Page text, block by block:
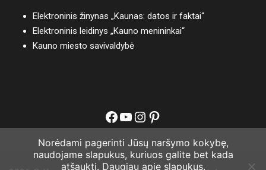
Elektroninis žinynas „Kaunas: datos ir faktai“
Elektroninis leidinys „Kauno menininkai“
Kauno miesto savivaldybė
Facebook
YouTube
Instagram
Pinterest
Norėdami pagerinti Jūsų naršymo kokybę,
naudojame slapukus, kuriuos galite bet kada
atšaukti. Daugiau apie slapukus.